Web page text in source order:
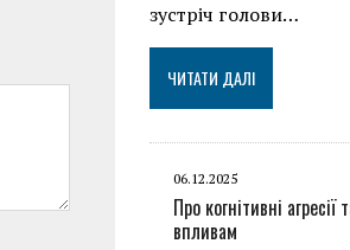
зустріч голови…
ЧИТАТИ ДАЛІ
06.12.2025
Про когнітивні
впливам